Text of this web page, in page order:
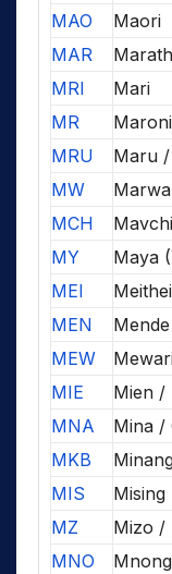
MAO
Maori
MAR
MRI
Mari
MR
MRU
Maru
MW
MCH
MY
Maya
MEI
MEN
Mende
MEW
MIE
Mien /
MNA
Mina /
MKB
MIS
Mising
MZ
Mizo /
MNO